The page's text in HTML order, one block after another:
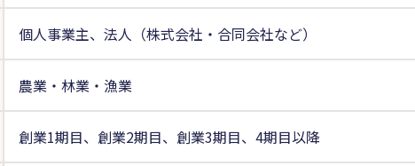
個人事業主、法人（株式会社・合同会社など）
農業・林業・漁業
創業1期目、創業2期目、創業3期目、4期目以降